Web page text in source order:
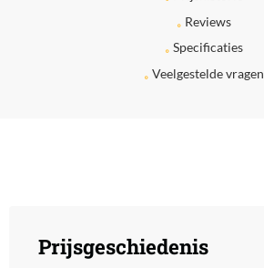
Reviews
Specificaties
Veelgestelde vragen
Prijsgeschiedenis